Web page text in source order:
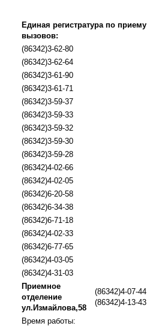
Единая регистратура по приему
вызовов:
(86342)3-62-80
(86342)3-62-64
(86342)3-61-90
(86342)3-61-71
(86342)3-59-37
(86342)3-59-33
(86342)3-59-32
(86342)3-59-30
(86342)3-59-28
(86342)4-02-66
(86342)4-02-05
(86342)6-20-58
(86342)6-34-38
(86342)6-71-18
(86342)4-02-33
(86342)6-77-65
(86342)4-03-05
(86342)4-31-03
Приемное
отделение
ул.Измайлова,58
(86342)4-07-44
(86342)4-13-43
Время работы: